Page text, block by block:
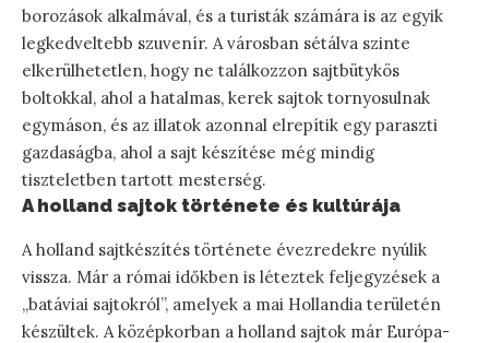
borozások alkalmával, és a turisták számára is az egyik
legkedveltebb szuvenír. A városban sétálva szinte
elkerülhetetlen, hogy ne találkozzon sajtbütykös
boltokkal, ahol a hatalmas, kerek sajtok tornyosulnak
egymáson, és az illatok azonnal elrepítik egy paraszti
gazdaságba, ahol a sajt készítése még mindig
tiszteletben tartott mesterség.
A holland sajtok története és kultúrája
A holland sajtkészítés története évezredekre nyúlik
vissza. Már a római időkben is léteztek feljegyzések a
„batáviai sajtokról”, amelyek a mai Hollandia területén
készültek. A középkorban a holland sajtok már Európa-